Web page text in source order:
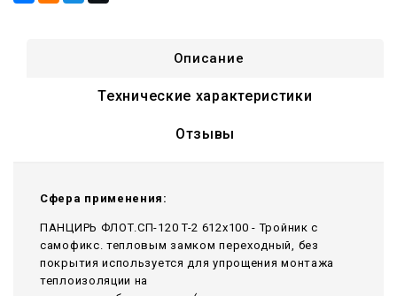
Описание
Технические характеристики
Отзывы
Сфера применения:
ПАНЦИРЬ ФЛОТ.СП-120 T-2 612x100 - Тройник c
самофикс. тепловым замком переходный, без
покрытия используется для упрощения монтажа
теплоизоляции на